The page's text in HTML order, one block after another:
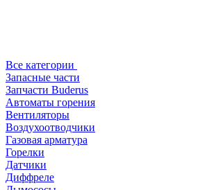
Все категории
Запасные части
Запчасти Buderus
Автоматы горения
Вентиляторы
Воздухоотводчики
Газовая арматура
Горелки
Датчики
Диффреле